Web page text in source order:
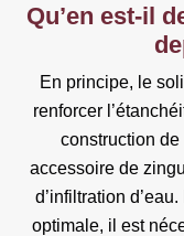
Qu’en est-il
En principe, le
renforcer
construction de
accessoire de
d’infiltration
optimale, il est